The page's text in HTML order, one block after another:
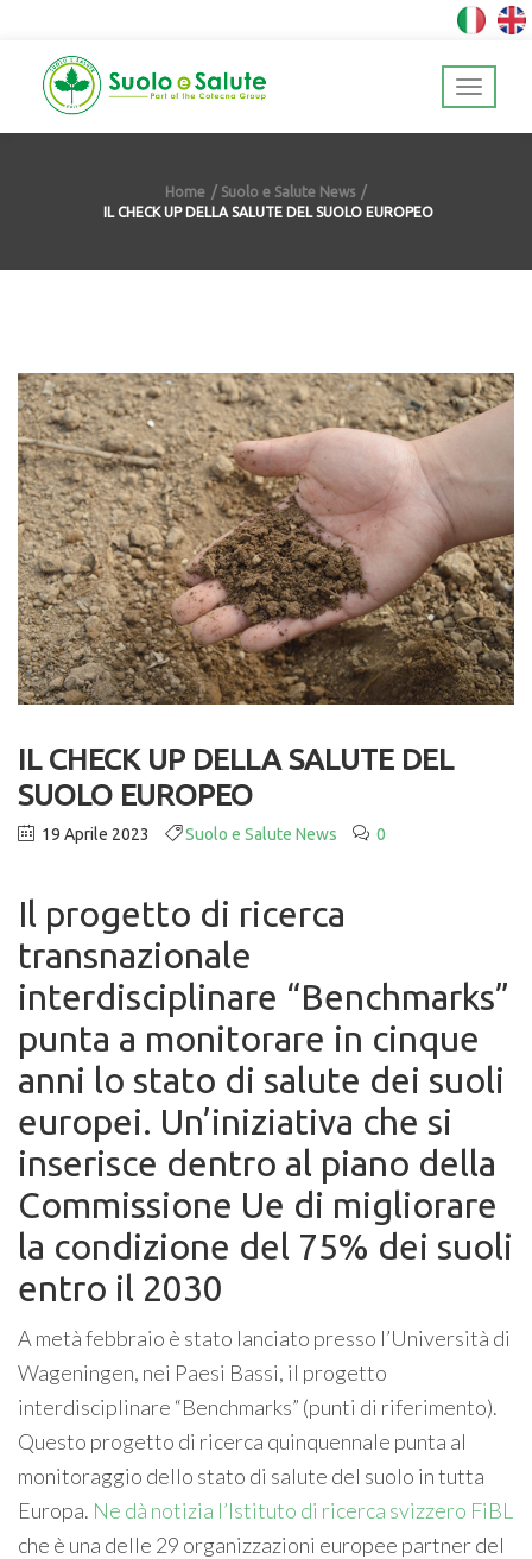
Home
Suolo e Salute News
IL CHECK UP DELLA SALUTE DEL SUOLO EUROPEO
IL CHECK UP DELLA SALUTE DEL
SUOLO EUROPEO
19 Aprile 2023 Suolo e Salute News 0
Il progetto di ricerca
transnazionale
interdisciplinare “Benchmarks”
punta a monitorare in cinque
anni lo stato di salute dei suoli
europei. Un’iniziativa che si
inserisce dentro al piano della
Commissione Ue di migliorare
la condizione del 75% dei suoli
entro il 2030
A metà febbraio è stato lanciato presso l’Università di
Wageningen, nei Paesi Bassi, il progetto
interdisciplinare “Benchmarks” (punti di riferimento).
Questo progetto di ricerca quinquennale punta al
monitoraggio dello stato di salute del suolo in tutta
Europa. Ne dà notizia l’Istituto di ricerca svizzero FiBL
che è una delle 29 organizzazioni europee partner del